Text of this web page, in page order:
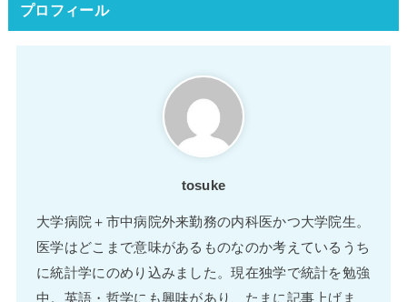
プロフィール
tosuke
大学病院＋市中病院外来勤務の内科医かつ大学院生。
医学はどこまで意味があるものなのか考えているうち
に統計学にのめり込みました。現在独学で統計を勉強
中。英語・哲学にも興味があり、たまに記事上げま